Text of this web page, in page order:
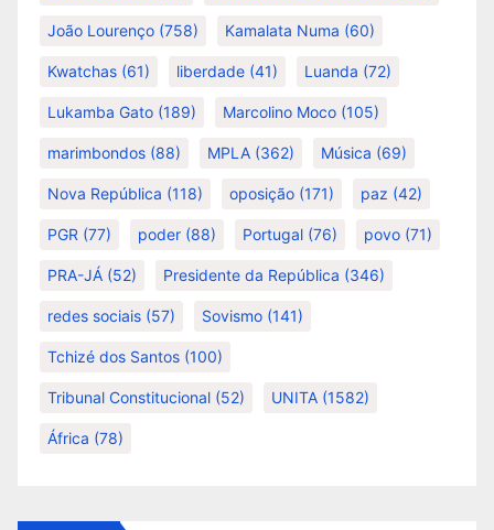
João Lourenço (758) Kamalata Numa (60)
Kwatchas (61) liberdade (41) Luanda (72)
Lukamba Gato (189) Marcolino Moco (105)
marimbondos (88) MPLA (362) Música (69)
Nova República (118) oposição (171) paz (42)
PGR (77) poder (88) Portugal (76) povo (71)
PRA-JÁ (52) Presidente da República (346)
redes sociais (57) Sovismo (141)
Tchizé dos Santos (100)
Tribunal Constitucional (52) UNITA (1582)
África (78)